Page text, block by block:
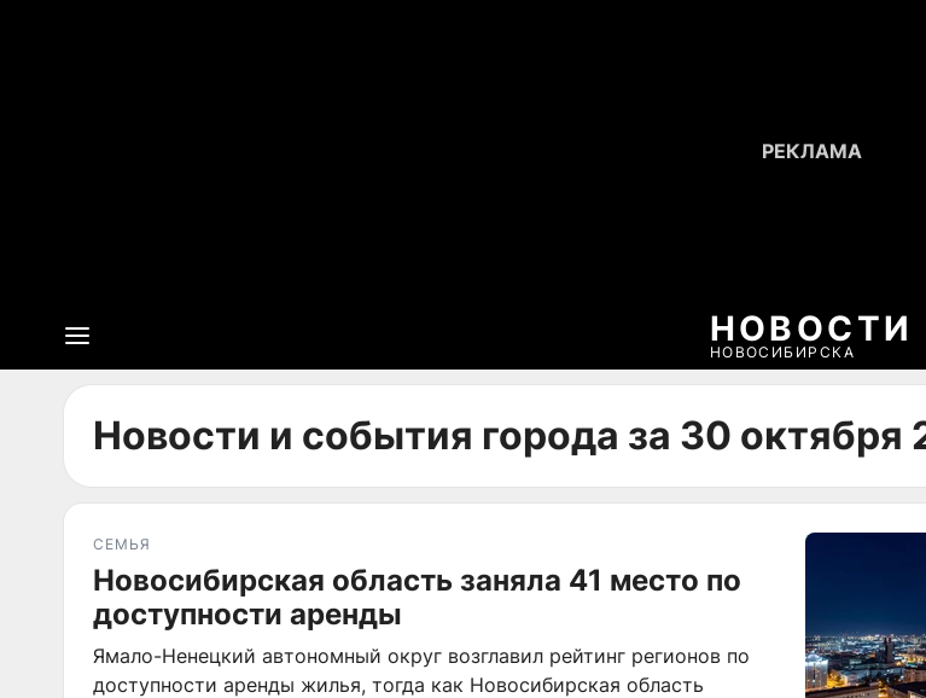
НОВОСТИ
НОВОСИБИРСКА
Новости и события города за 30 октября
СЕМЬЯ
Новосибирская область заняла 41 место по
доступности аренды
Ямало-Ненецкий автономный округ возглавил рейтинг регионов по
доступности аренды жилья, тогда как Новосибирская область